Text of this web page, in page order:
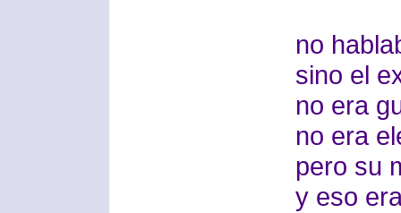
no
sino el
no era
no era
pero su
y eso